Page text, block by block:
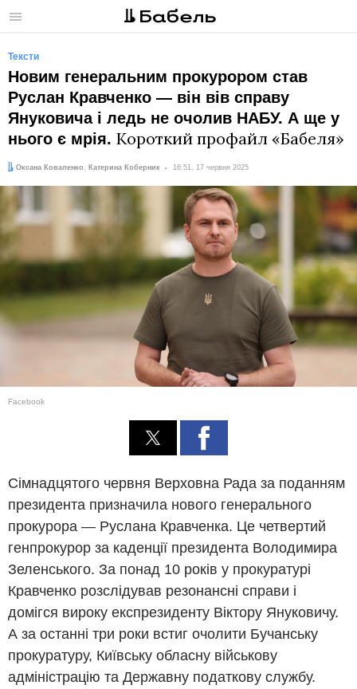
Меню
Тексти
Новим генеральним прокурором став
Руслан Кравченко — він вів справу
Януковича і ледь не очолив НАБУ. А ще у
нього є мрія. Короткий профайл «Бабеля»
Автори:
Оксана Коваленко , Катерина Коберник
Дата: 16:51, 17 червня 2025
Facebook
Сімнадцятого червня Верховна Рада за поданням
президента призначила нового генерального
прокурора — Руслана Кравченка. Це четвертий
генпрокурор за каденції президента Володимира
Зеленського. За понад 10 років у прокуратурі
Кравченко розслідував резонансні справи і
домігся вироку експрезиденту Віктору Януковичу.
А за останні три роки встиг очолити Бучанську
прокуратуру, Київську обласну військову
адміністрацію та Державну податкову службу.